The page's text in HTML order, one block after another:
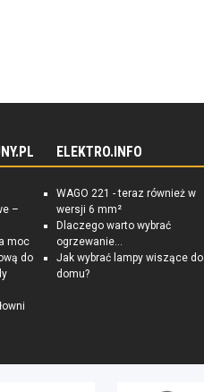
–
moc
do
ELEKTRO.INFO
WAGO 221 - teraz również w
wersji 6 mm²
Dlaczego warto wybrać
ogrzewanie...
Jak wybrać lampy wiszące do
domu?